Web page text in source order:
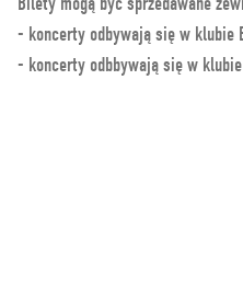
- koncerty odbywają się w klubie
- koncerty odbbywają się w